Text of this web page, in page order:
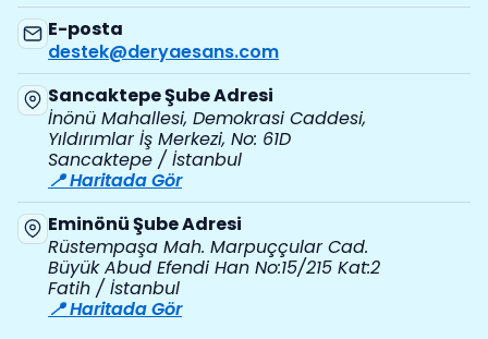
E-posta
destek@deryaesans.com
Sancaktepe Şube Adresi
İnönü Mahallesi, Demokrasi Caddesi,
Yıldırımlar İş Merkezi, No: 61D
Sancaktepe / İstanbul
📍 Haritada Gör
Eminönü Şube Adresi
Rüstempaşa Mah. Marpuççular Cad.
Büyük Abud Efendi Han No:15/215 Kat:2
Fatih / İstanbul
📍 Haritada Gör